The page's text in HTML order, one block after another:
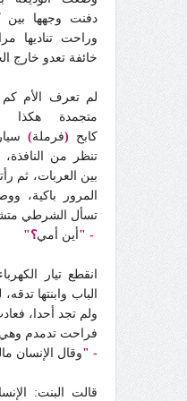
دفنت وجهها بين
وراحت تناديها
خائفة تعدو خارج
لم تعرف الأم
متجمدة
كابح (فرملة)
تنظر من النافذة،
بين العربات، ثم
المرور باكية،
تسأل الشرطي
- " أين أمي؟"
انقطع تيار
الباب وابنتها
ولم تجد أحدا،
فراحت تدمدم وهي
- "وقال الإنسان
قالت البنت: